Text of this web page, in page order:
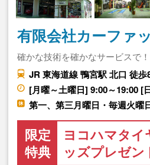
有限会社カーファ
確かな技術を確かなサービスで！
JR 東海道線 鴨宮駅 北口 徒歩
[月曜～土曜日] 9:00～19:00 [
第一、第三月曜日・毎週火曜
限定
特典
ヨコハマタ
ッズプレゼン